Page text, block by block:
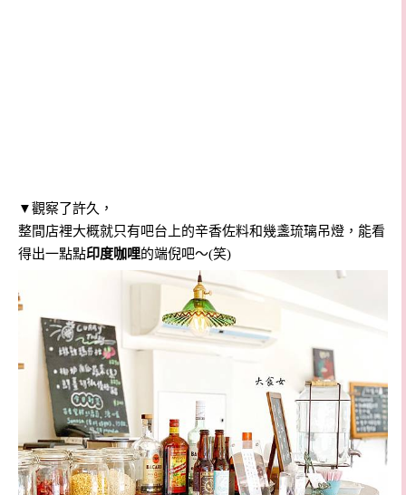
▼觀察了許久，
整間店裡大概就只有吧台上的辛香佐料和幾盞琉璃吊燈，能看
得出一點點印度咖哩的端倪吧～(笑)